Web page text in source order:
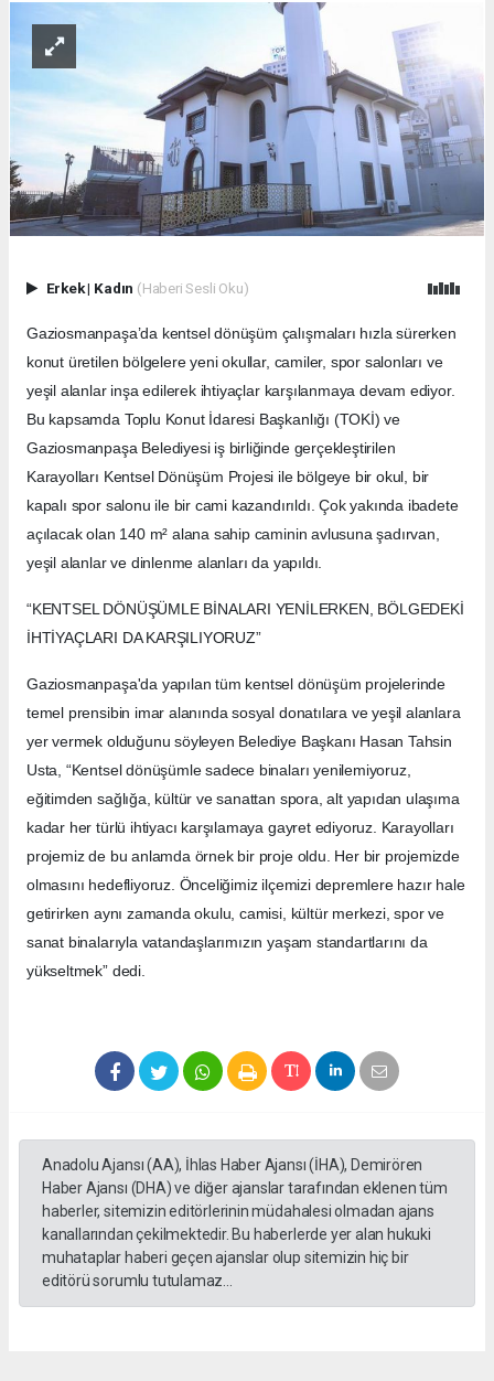
Erkek| Kadın (Haberi Sesli Oku)
Gaziosmanpaşa’da kentsel dönüşüm çalışmaları hızla sürerken
konut üretilen bölgelere yeni okullar, camiler, spor salonları ve
yeşil alanlar inşa edilerek ihtiyaçlar karşılanmaya devam ediyor.
Bu kapsamda Toplu Konut İdaresi Başkanlığı (TOKİ) ve
Gaziosmanpaşa Belediyesi iş birliğinde gerçekleştirilen
Karayolları Kentsel Dönüşüm Projesi ile bölgeye bir okul, bir
kapalı spor salonu ile bir cami kazandırıldı. Çok yakında ibadete
açılacak olan 140 m² alana sahip caminin avlusuna şadırvan,
yeşil alanlar ve dinlenme alanları da yapıldı.
“KENTSEL DÖNÜŞÜMLE BİNALARI YENİLERKEN, BÖLGEDEKİ
İHTİYAÇLARI DA KARŞILIYORUZ”
Gaziosmanpaşa'da yapılan tüm kentsel dönüşüm projelerinde
temel prensibin imar alanında sosyal donatılara ve yeşil alanlara
yer vermek olduğunu söyleyen Belediye Başkanı Hasan Tahsin
Usta, “Kentsel dönüşümle sadece binaları yenilemiyoruz,
eğitimden sağlığa, kültür ve sanattan spora, alt yapıdan ulaşıma
kadar her türlü ihtiyacı karşılamaya gayret ediyoruz. Karayolları
projemiz de bu anlamda örnek bir proje oldu. Her bir projemizde
olmasını hedefliyoruz. Önceliğimiz ilçemizi depremlere hazır hale
getirirken aynı zamanda okulu, camisi, kültür merkezi, spor ve
sanat binalarıyla vatandaşlarımızın yaşam standartlarını da
yükseltmek” dedi.
Anadolu Ajansı (AA), İhlas Haber Ajansı (İHA), Demirören
Haber Ajansı (DHA) ve diğer ajanslar tarafından eklenen tüm
haberler, sitemizin editörlerinin müdahalesi olmadan ajans
kanallarından çekilmektedir. Bu haberlerde yer alan hukuki
muhataplar haberi geçen ajanslar olup sitemizin hiç bir
editörü sorumlu tutulamaz...